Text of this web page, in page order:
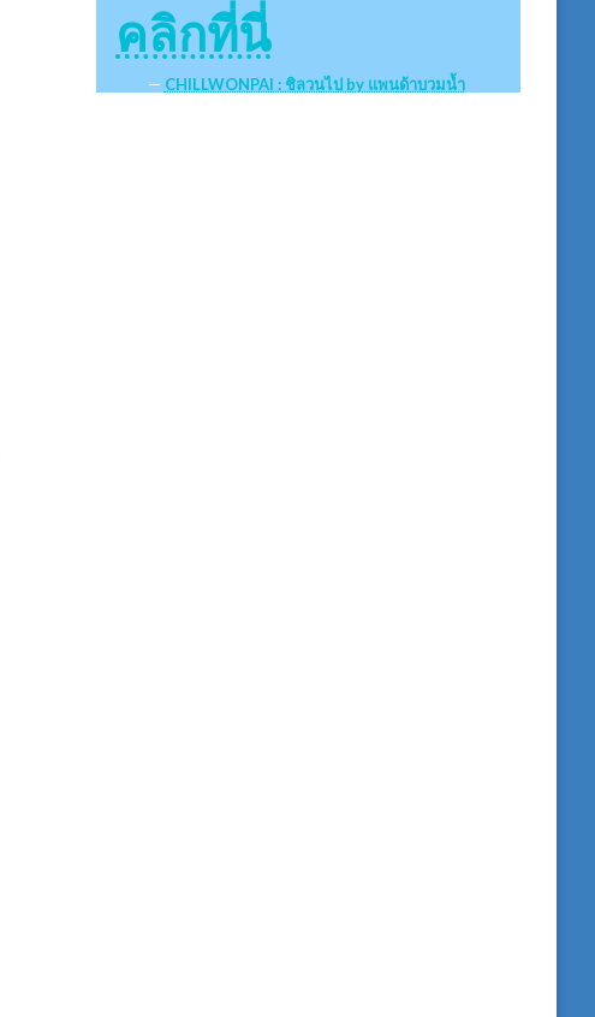
คลิกที่นี่
CHILLWONPAI : ชิลวนไป by แพนด้าบวมน้ำ